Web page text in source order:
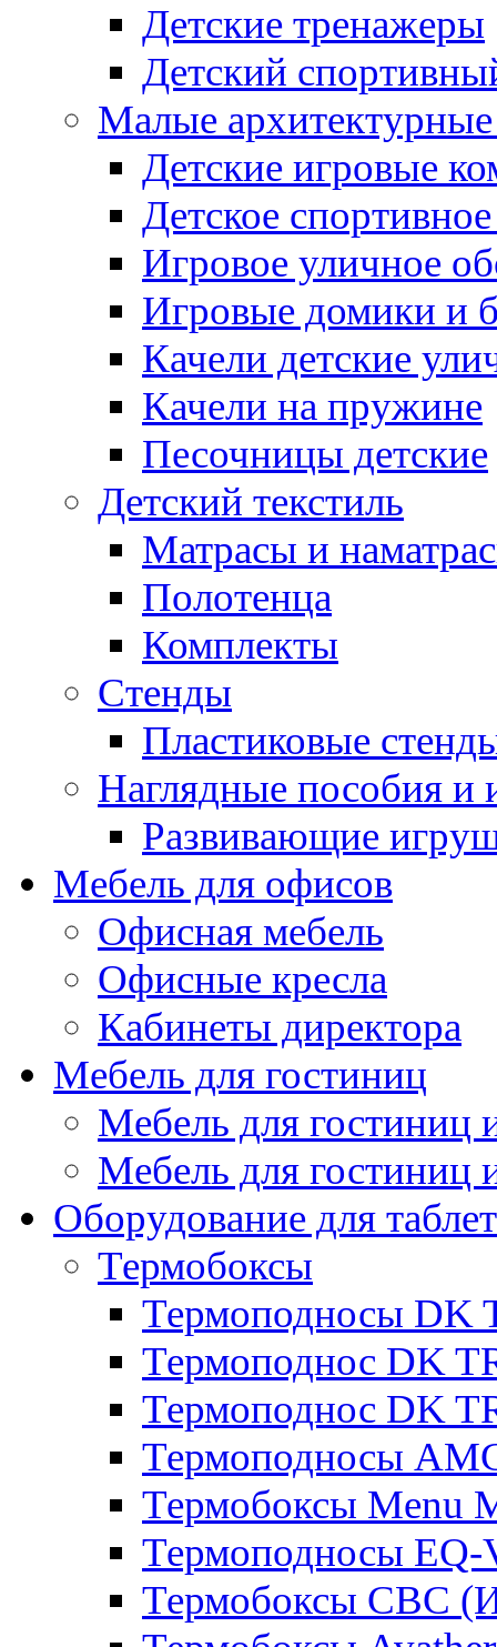
Детские тренажеры
Детский
Малые
Детские игровые
Детское
Игровое уличное
Игровые домики и
Качели детские
Качели на пружине
Песочницы детские
Детский текстиль
Матрасы и
Полотенца
Комплекты
Стенды
Пластиковые
Наглядные пособия и
Развивающие
Мебель для офисов
Офисная мебель
Офисные кресла
Кабинеты директора
Мебель для гостиниц
Мебель для
Мебель для гостиниц
Оборудование для
Термобоксы
Термоподносы DK
Термоподнос DK
Термоподнос DK
Термоподносы
Термобоксы Menu
Термоподносы EQ-
Термобоксы CBC